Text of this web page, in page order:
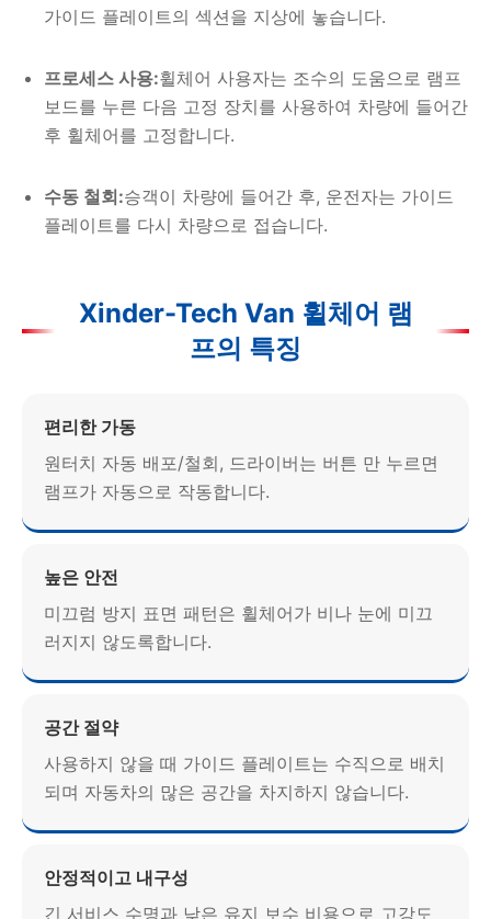
가이드 플레이트의 섹션을 지상에 놓습니다.
프로세스 사용:휠체어 사용자는 조수의 도움으로 램프
보드를 누른 다음 고정 장치를 사용하여 차량에 들어간
후 휠체어를 고정합니다.
수동 철회:승객이 차량에 들어간 후, 운전자는 가이드
플레이트를 다시 차량으로 접습니다.
Xinder-Tech Van 휠체어 램
프의 특징
편리한 가동
원터치 자동 배포/철회, 드라이버는 버튼 만 누르면
램프가 자동으로 작동합니다.
높은 안전
미끄럼 방지 표면 패턴은 휠체어가 비나 눈에 미끄
러지지 않도록합니다.
공간 절약
사용하지 않을 때 가이드 플레이트는 수직으로 배치
되며 자동차의 많은 공간을 차지하지 않습니다.
안정적이고 내구성
긴 서비스 수명과 낮은 유지 보수 비용으로 고강도